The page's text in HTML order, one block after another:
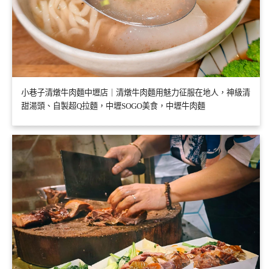
小巷子清燉牛肉麵中壢店｜清燉牛肉麵用魅力征服在地人，神級清
甜湯頭、自製超Q拉麵，中壢SOGO美食，中壢牛肉麵